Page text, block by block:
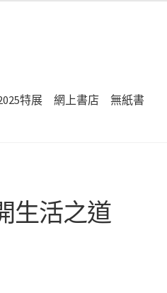
特展 網上書店
無紙書
生活之道